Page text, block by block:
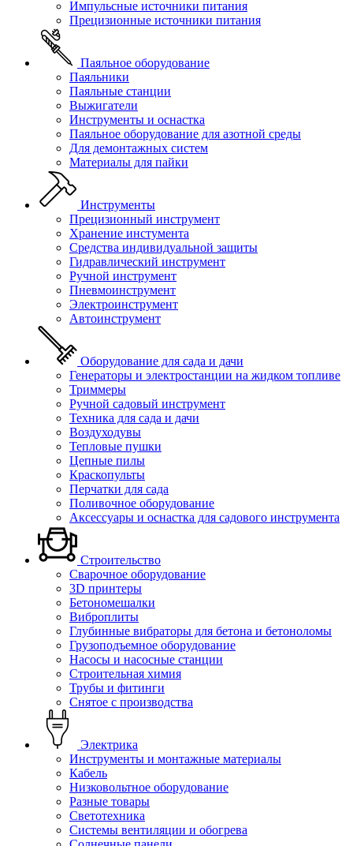
Импульсные источники питания
Прецизионные источники питания
Паяльное оборудование
Паяльники
Паяльные станции
Выжигатели
Инструменты и оснастка
Паяльное оборудование для азотной среды
Для демонтажных систем
Материалы для пайки
Инструменты
Прецизионный инструмент
Хранение инстумента
Средства индивидуальной защиты
Гидравлический инструмент
Ручной инструмент
Пневмоинструмент
Электроинструмент
Автоинструмент
Оборудование для сада и дачи
Генераторы и электростанции на жидком топливе
Триммеры
Ручной садовый инструмент
Техника для сада и дачи
Воздуходувы
Тепловые пушки
Цепные пилы
Краскопульты
Перчатки для сада
Поливочное оборудование
Аксессуары и оснастка для садового инструмента
Строительство
Сварочное оборудование
3D принтеры
Бетономешалки
Виброплиты
Глубинные вибраторы для бетона и бетоноломы
Грузоподъемное оборудование
Насосы и насосные станции
Строительная химия
Трубы и фитинги
Снятое с производства
Электрика
Инструменты и монтажные материалы
Кабель
Низковольтное оборудование
Разные товары
Светотехника
Системы вентиляции и обогрева